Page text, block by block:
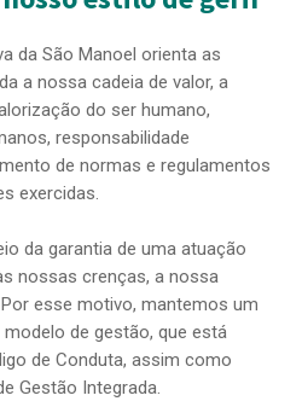
da São Manoel orienta as
a nossa cadeia de valor, a
do ser humano,
responsabilidade
de normas e regulamentos
exercidas.
da garantia de uma atuação
nossas crenças, a nossa
esse motivo, mantemos um
de gestão, que está
de Conduta, assim como
Gestão Integrada.